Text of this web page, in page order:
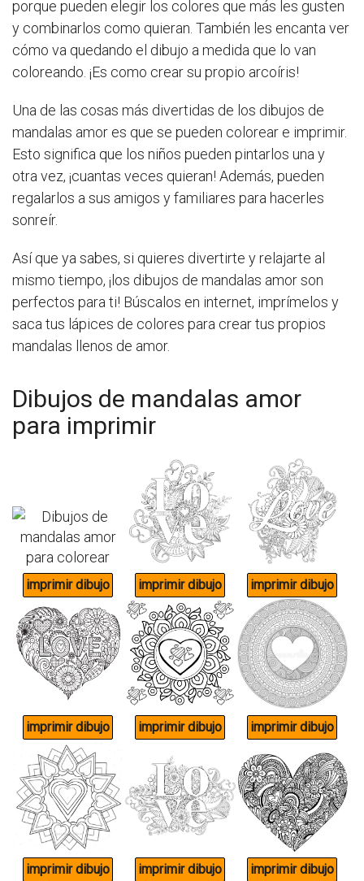
porque pueden elegir los colores que más les gusten
y combinarlos como quieran. También les encanta ver
cómo va quedando el dibujo a medida que lo van
coloreando. ¡Es como crear su propio arcoíris!
Una de las cosas más divertidas de los dibujos de
mandalas amor es que se pueden colorear e imprimir.
Esto significa que los niños pueden pintarlos una y
otra vez, ¡cuantas veces quieran! Además, pueden
regalarlos a sus amigos y familiares para hacerles
sonreír.
Así que ya sabes, si quieres divertirte y relajarte al
mismo tiempo, ¡los dibujos de mandalas amor son
perfectos para ti! Búscalos en internet, imprímelos y
saca tus lápices de colores para crear tus propios
mandalas llenos de amor.
Dibujos de mandalas amor
para imprimir